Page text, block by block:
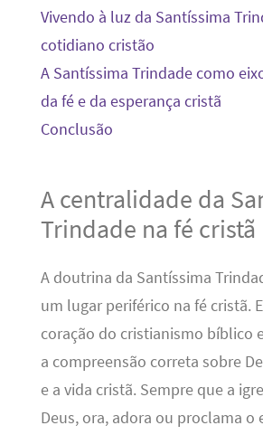
Vivendo à luz da Santíssima
cotidiano cristão
A Santíssima Trindade como
da fé e da esperança cristã
Conclusão
A centralidade da
Trindade na fé cristã
A doutrina da Santíssima
um lugar periférico na fé cristã.
coração do cristianismo bíblico
a compreensão correta sobre
e a vida cristã. Sempre que a
Deus, ora, adora ou proclama o